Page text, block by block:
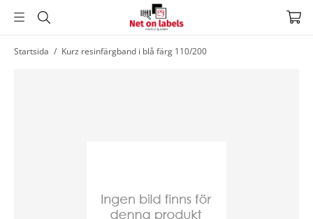
HoppaStartsida / Kurz resinfärgband i blå färg 110/200